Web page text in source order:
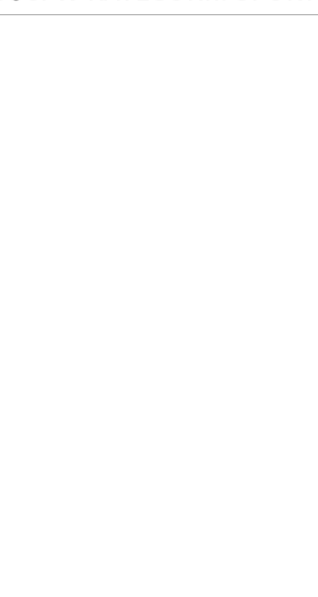
ZAKRESU RYNKU FINANSOWEGO